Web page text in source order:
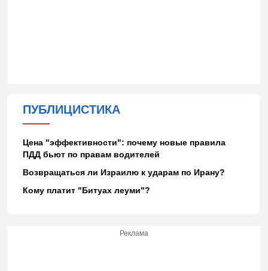
ПУБЛИЦИСТИКА
Цена "эффективности": почему новые правила
ПДД бьют по правам водителей
Возвращаться ли Израилю к ударам по Ирану?
Кому платит "Битуах леуми"?
Реклама